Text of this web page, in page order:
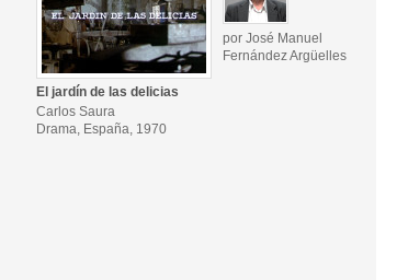
por José Manuel
Fernández Argüelles
El jardín de las delicias
Carlos Saura
Drama, España, 1970